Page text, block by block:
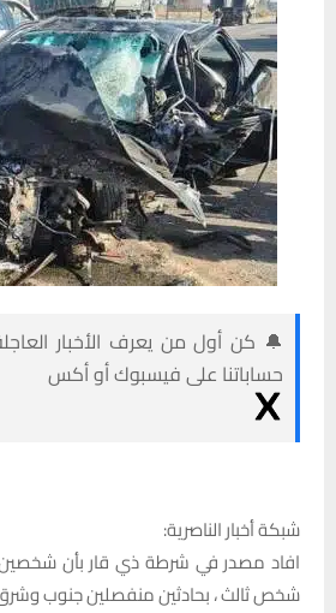
🔔 كن أول من يعرف الأخبار
حساباتنا على فيسبوك أو أكس
شبكة أخبار الناصرية:
افاد مصدر في شرطة ذي قار بأن
شخص ثالث ، بحادثين منفصلين جنوب وشرق